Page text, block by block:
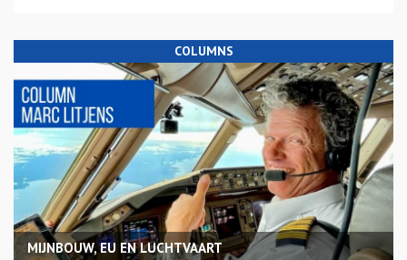
COLUMNS
MIJNBOUW, EU EN LUCHTVAART